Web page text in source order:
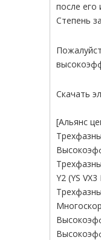
после его
Степень
Скачать
[Альянс
Y2 (YS